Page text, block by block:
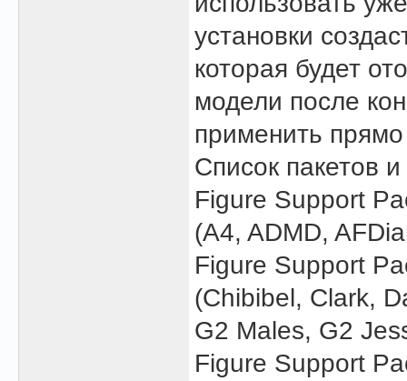
установки
которая будет
модели после
применить
Список пакетов
Figure Support
(A4, ADMD,
Figure Support
(Chibibel, Clark,
G2 Males, G2
Figure Support